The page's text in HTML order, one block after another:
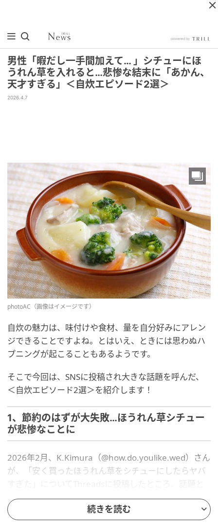
男性「暇だし一手間加えて… 」シチューにほ
うれん草を入れると…悲惨な結末に「あかん、
天才すぎる」＜自炊エピソード2選＞
2026.4.7
photoAC（画像はイメージです）
自炊の魅力は、味付けや食材、量を自分好みにアレン
ジできることですよね。とはいえ、ときには思わぬハ
プニングが起こることもあるようです。
そこで今回は、SNSに投稿され大きな話題を呼んだ、
＜自炊エピソード2選＞を紹介します！
1、節約のはずが大失敗…ほうれん草シチュー
が悲惨なことに
2026年2月、K.Kimura（@how.do.youlike.wed）さん
が、「安く買ったほうれん草をシチューにしたらヤバ
なりました。
いったいどんなシチューが出来上がったのでしょう
続きを読む